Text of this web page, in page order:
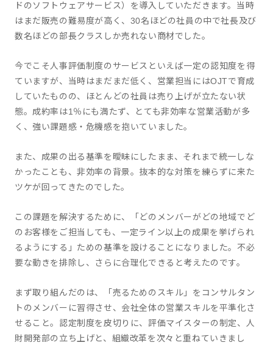
ドのソフトウェアサービス）を導入していただきます。当時
はまだ販売の難易度が高く、30名ほどの社員の中で社長及び
数名ほどの部長クラスしか売れない商材でした。
今でこそ人事評価制度のサービスといえば一定の認知度を得
ていますが、当時はまだまだ低く、営業担当にはOJTで育成
していたものの、ほとんどの社員は売り上げが立たない状
態。成約率は1％にも満たず、とても非効率な営業活動が多
く、強い課題感・危機感を抱いていました。
また、成果の出る基準を曖昧にしたまま、それまで統一しな
かったことも、非効率の背景。抜本的な対策を練らずに来た
ツケが回ってきたのでした。
この課題を解決するために、「どのメンバーがどの地域でど
のお客様をご担当しても、一定ライン以上の成果を挙げられ
るようにする」ための基準を設けることになりました。不必
要な動きを排除し、さらに合理化できると考えたのです。
まず取り組んだのは、「売るためのスキル」をコンサルタン
トのメンバーに習得させ、会社全体の営業スキルを平準化さ
せること。認定制度を皮切りに、評価マイスターの制定、人
財開発部の立ち上げと、組織改革を次々と重ねていきまし